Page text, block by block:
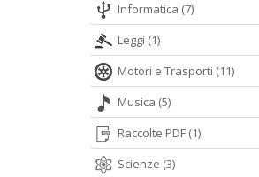
Informatica (7)
Leggi (1)
Motori e Trasporti (11)
Musica (5)
Raccolte PDF (1)
Scienze (3)